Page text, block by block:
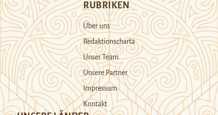
RUBRIKEN
Über uns
Redaktionscharta
Unser Team
Unsere Partner
Impressum
Kontakt